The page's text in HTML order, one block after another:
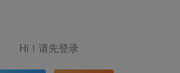
Hi！请先登录